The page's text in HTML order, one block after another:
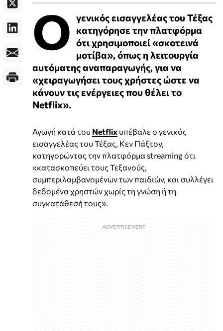
Ο γενικός εισαγγελέας του Τέξας
κατηγόρησε την πλατφόρμα
ότι χρησιμοποιεί «σκοτεινά
μοτίβα», όπως η λειτουργία
αυτόματης αναπαραγωγής, για να
«χειραγωγήσει τους χρήστες ώστε να
κάνουν τις ενέργειες που θέλει το
Netflix».
Αγωγή κατά του Netflix υπέβαλε ο γενικός
εισαγγελέας του Τέξας, Κεν Πάξτον,
κατηγορώντας την πλατφόρμα streaming ότι
«κατασκοπεύει τους Τεξανούς,
συμπεριλαμβανομένων των παιδιών, και συλλέγει
δεδομένα χρηστών χωρίς τη γνώση ή τη
συγκατάθεσή τους».